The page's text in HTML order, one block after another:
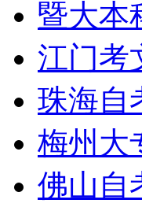
暨大本
江门考
珠海自
梅州大
佛山自